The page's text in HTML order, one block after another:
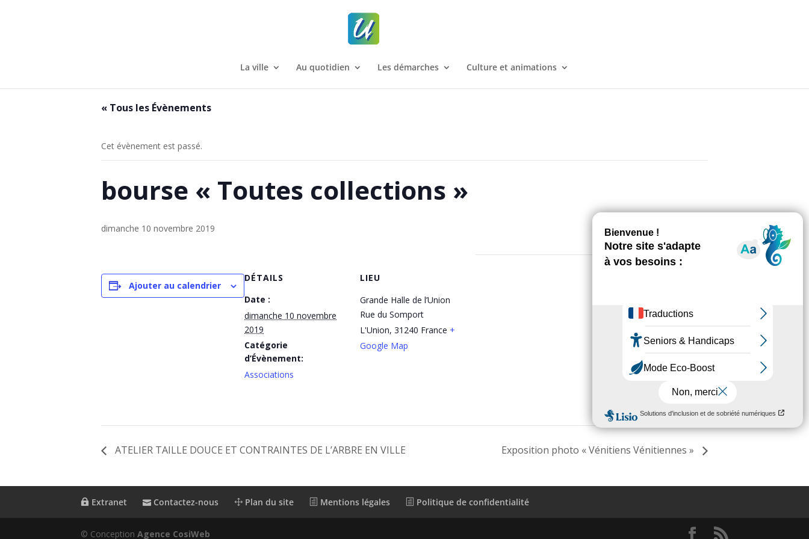
La ville Au quotidien Les démarches Culture et animations
« Tous les Évènements
Cet évènement est passé.
bourse « Toutes collections »
dimanche 10 novembre 2019
Ajouter au calendrier
DÉTAILS
Date :
dimanche 10 novembre
2019
Catégorie
d’Évènement:
Associations
LIEU
Grande Halle de l’Union
Rue du Somport
L'Union, 31240 France +
Google Map
ATELIER TAILLE DOUCE ET CONTRAINTES DE L’ARBRE EN VILLE Exposition photo « Vénitiens Vénitiennes »
Extranet Contactez-nous Plan du site Mentions légales Politique de confidentialité
© ConceptionAgence CosiWeb